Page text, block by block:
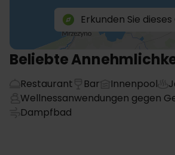
Erkunden Sie
Beliebte
Restaurant Bar Innenpool
Wellnessanwendungen gegen
Dampfbad